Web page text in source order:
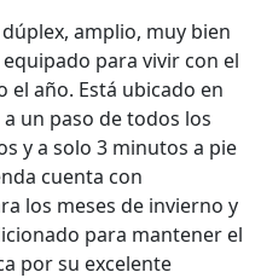
amplio, muy bien
para vivir con el
año. Está ubicado en
un paso de todos los
y a solo 3 minutos a pie
cuenta con
los meses de invierno y
para mantener el
por su excelente